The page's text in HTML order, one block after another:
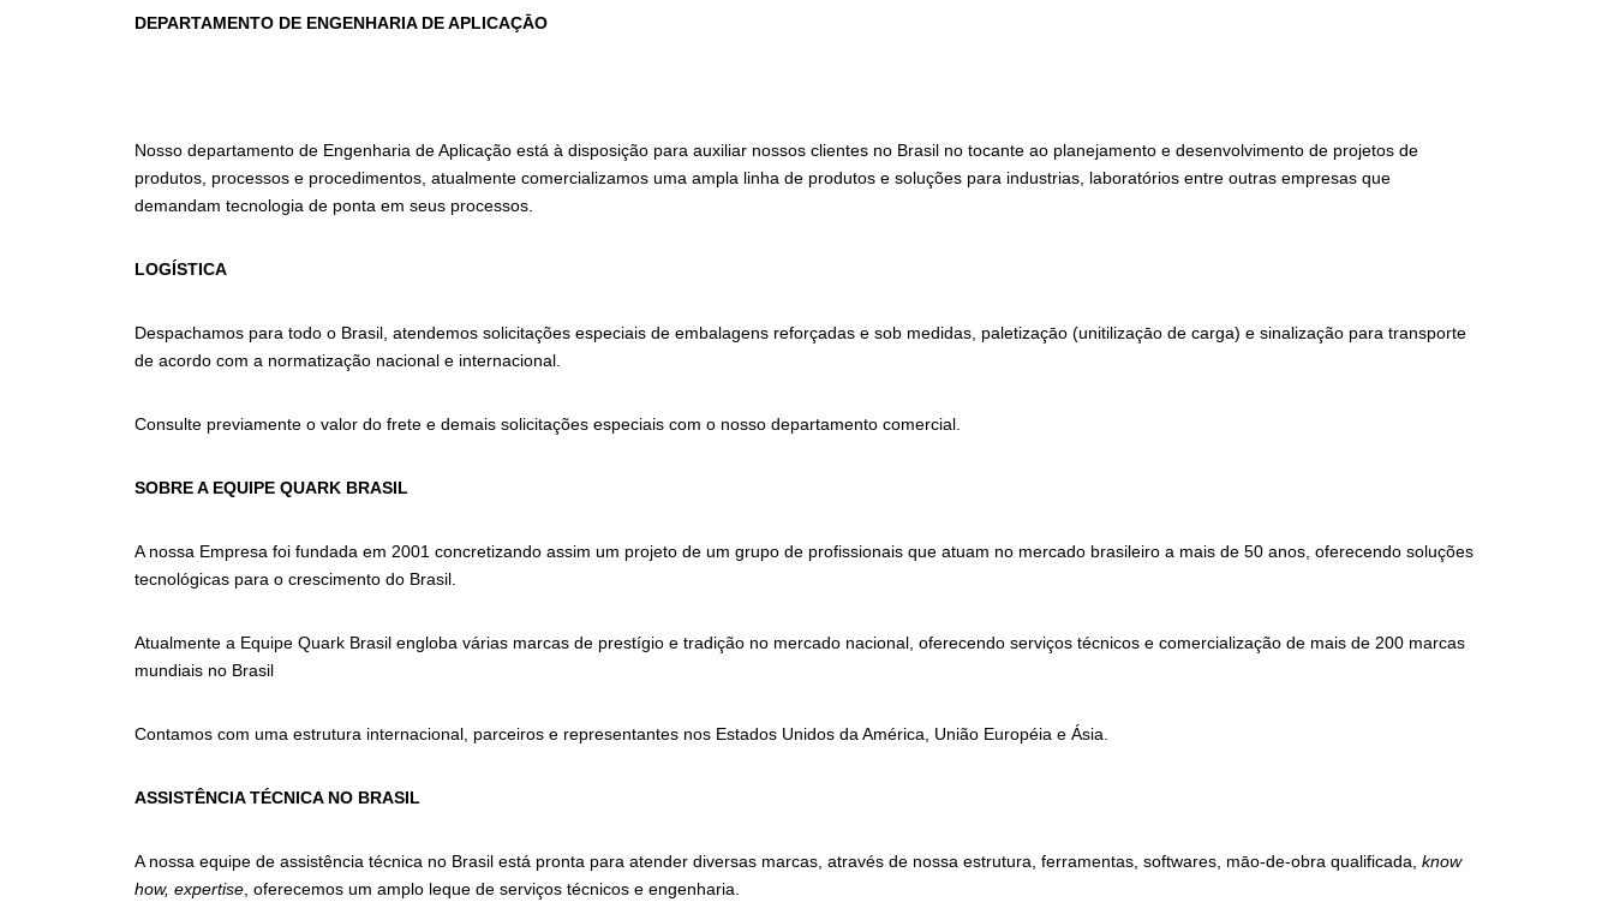
DEPARTAMENTO DE ENGENHARIA DE APLICAÇĀO
Nosso departamento de Engenharia de Aplicação está à disposição para auxiliar nossos clientes no Brasil no tocante ao planejamento e desenvolvimento de projetos de
produtos, processos e procedimentos, atualmente comercializamos uma ampla linha de produtos e soluções para industrias, laboratórios entre outras empresas que
demandam tecnologia de ponta em seus processos.
LOGÍSTICA
Despachamos para todo o Brasil, atendemos solicitações especiais de embalagens reforçadas e sob medidas, paletizaçāo (unitilizaçāo de carga) e sinalização para transporte
de acordo com a normatização nacional e internacional.
Consulte previamente o valor do frete e demais solicitações especiais com o nosso departamento comercial.
SOBRE A EQUIPE QUARK BRASIL
A nossa Empresa foi fundada em 2001 concretizando assim um projeto de um grupo de profissionais que atuam no mercado brasileiro a mais de 50 anos, oferecendo soluções
tecnológicas para o crescimento do Brasil.
Atualmente a Equipe Quark Brasil engloba várias marcas de prestígio e tradição no mercado nacional, oferecendo serviços técnicos e comercialização de mais de 200 marcas
mundiais no Brasil
Contamos com uma estrutura internacional, parceiros e representantes nos Estados Unidos da América, União Européia e Ásia.
ASSISTÊNCIA TÉCNICA NO BRASIL
A nossa equipe de assistência técnica no Brasil está pronta para atender diversas marcas, através de nossa estrutura, ferramentas, softwares, māo-de-obra qualificada, know
how, expertise , oferecemos um amplo leque de serviços técnicos e engenharia.